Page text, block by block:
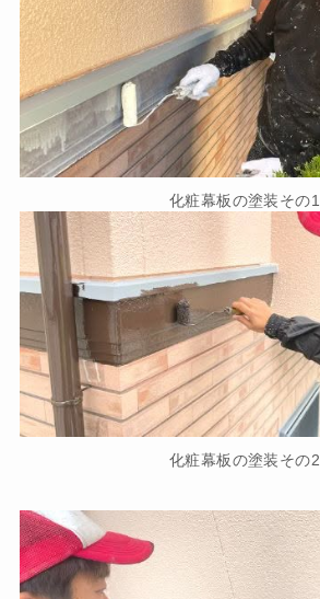
化粧幕板の塗装その1
化粧幕板の塗装その2